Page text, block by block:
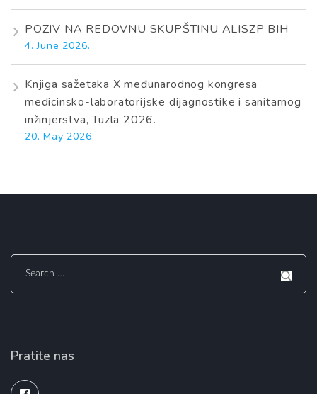
POZIV NA REDOVNU SKUPŠTINU ALISZP BIH
4. June 2026.
Knjiga sažetaka X međunarodnog kongresa
medicinsko-laboratorijske dijagnostike i sanitarnog
inžinjerstva, Tuzla 2026.
20. May 2026.
Search
for:
Pratite nas